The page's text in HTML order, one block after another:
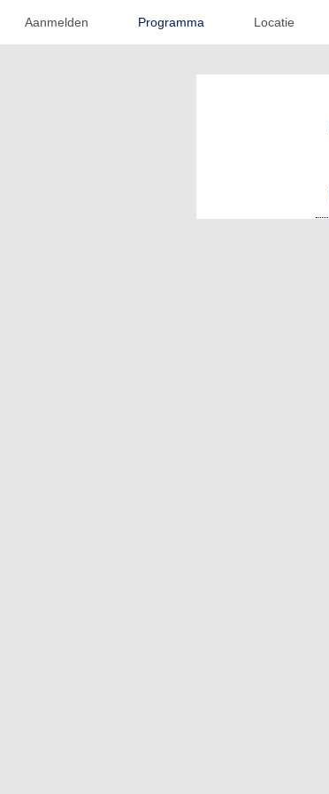
Aanmelden Programma Locatie